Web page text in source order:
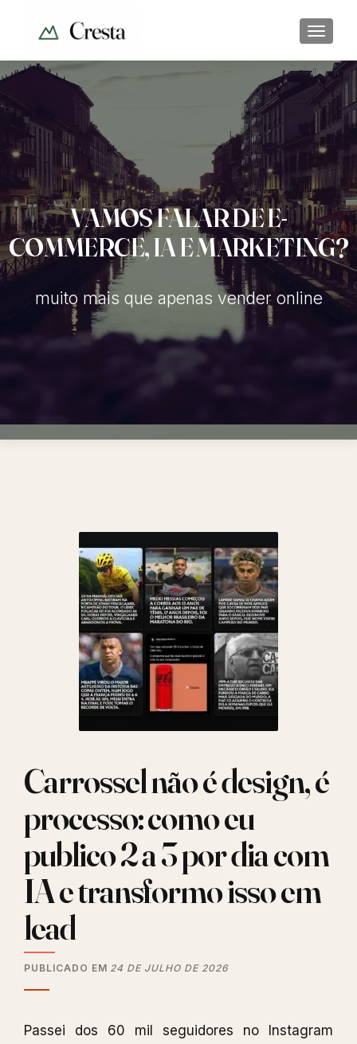
VAMOS FALAR DE E-
COMMERCE, IA E MARKETING?
muito mais que apenas vender online
Carrossel não é design, é
processo: como eu
publico 2 a 3 por dia com
IA e transformo isso em
lead
PUBLICADO EM 24 DE JULHO DE 2026
Passei dos 60 mil seguidores no Instagram